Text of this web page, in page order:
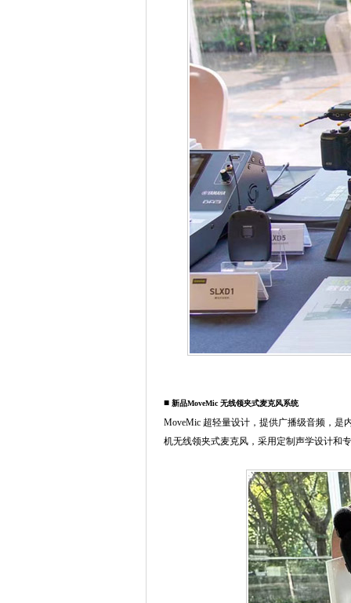
■ 新品MoveMic 无线领夹式麦克风系统
MoveMic 超轻量设计，提供广播级音频，是
机无线领夹式麦克风，采用定制声学设计和